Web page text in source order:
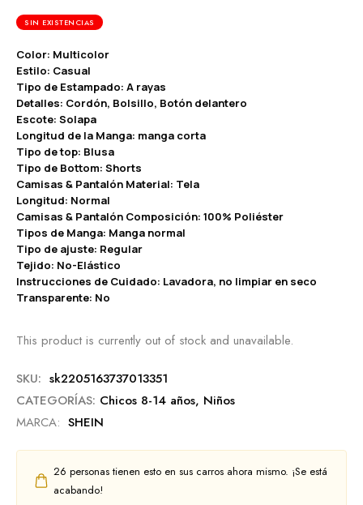
SIN EXISTENCIAS
Color: Multicolor
Estilo: Casual
Tipo de Estampado: A rayas
Detalles: Cordón, Bolsillo, Botón delantero
Escote: Solapa
Longitud de la Manga: manga corta
Tipo de top: Blusa
Tipo de Bottom: Shorts
Camisas & Pantalón Material: Tela
Longitud: Normal
Camisas & Pantalón Composición: 100% Poliéster
Tipos de Manga: Manga normal
Tipo de ajuste: Regular
Tejido: No-Elástico
Instrucciones de Cuidado: Lavadora, no limpiar en seco
Transparente: No
This product is currently out of stock and unavailable.
SKU: sk2205163737013351
CATEGORÍAS: Chicos 8-14 años, Niños
MARCA: SHEIN
26 personas tienen esto en sus carros ahora mismo. ¡Se está
acabando!